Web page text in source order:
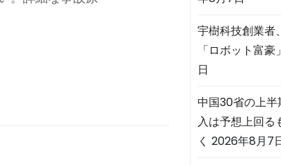
宇樹科技創業者
「ロボット富
日
中国30省の上
入は予想上回る
く 2026年8月7